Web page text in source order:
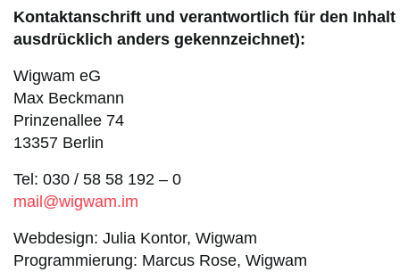
Kontaktanschrift und verantwortlich für den
ausdrücklich anders gekennzeichnet):
Wigwam eG
Max Beckmann
Prinzenallee 74
13357 Berlin
Tel: 030 / 58 58 192 – 0
mail@wigwam.im
Webdesign: Julia Kontor, Wigwam
Programmierung: Marcus Rose, Wigwam